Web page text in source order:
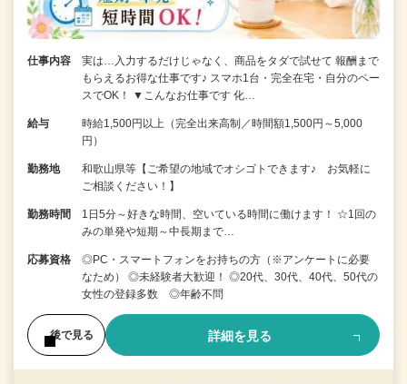
仕事内容
実は…入力するだけじゃなく、商品をタダで試せて 報酬まで
もらえるお得な仕事です♪ スマホ1台・完全在宅・自分のペー
スでOK！ ▼こんなお仕事です 化…
給与
時給1,500円以上（完全出来高制／時間額1,500円～5,000
円）
勤務地
和歌山県等【ご希望の地域でオシゴトできます♪ お気軽に
ご相談ください！】
勤務時間
1日5分～好きな時間、空いている時間に働けます！ ☆1回の
みの単発や短期～中長期まで…
応募資格
◎PC・スマートフォンをお持ちの方（※アンケートに必要
なため） ◎未経験者大歓迎！ ◎20代、30代、40代、50代の
女性の登録多数 ◎年齢不問
後で見る 詳細を見る